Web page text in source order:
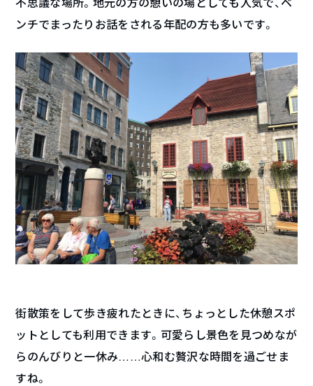
ンチでまったりお話をされる年配の方も多いです。
街散策をして歩き疲れたときに、ちょっとした休憩スポ
ットとしても利用できます。可愛らし景色を見つめなが
らのんびりと一休み……心和む贅沢な時間を過ごせま
すね。